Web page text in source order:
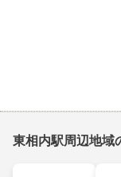
東相内駅周辺地域